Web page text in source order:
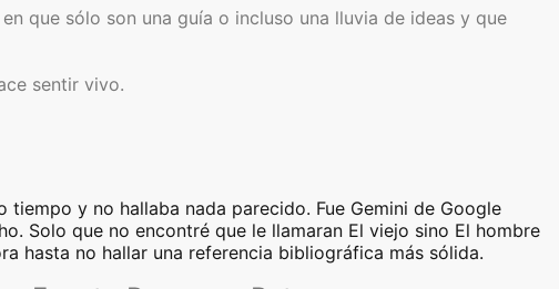
que sólo son una guía o incluso una lluvia de ideas y que
sentir vivo.
y no hallaba nada parecido. Fue Gemini de Google
Solo que no encontré que le llamaran El viejo sino El hombre
hasta no hallar una referencia bibliográfica más sólida.